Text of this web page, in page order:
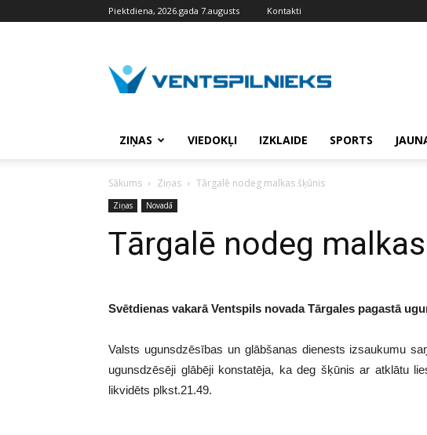
Piektdiena, 2026.gada 7.augusts Kontakti
ZIŅAS VIEDOKĻI IZKLAIDE SPORTS
Sākums Ziņas Tārgalē nodeg malkas šķūnis
Ziņas Novadā
Tārgalē nodeg
Svētdienas vakarā Ventspils novada Tārgales pagastā
Valsts ugunsdzēsības un glābšanas dienests izsaukumu
ugunsdzēsēji glābēji konstatēja, ka deg šķūnis ar atklātu
likvidēts plkst.21.49.